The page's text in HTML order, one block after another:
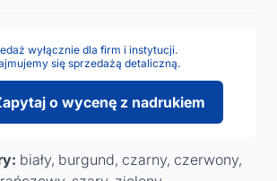
wyłącznie dla firm i instytucji.
się sprzedażą detaliczną.
o wycenę z nadrukiem
biały, burgund, czarny, czerwony,